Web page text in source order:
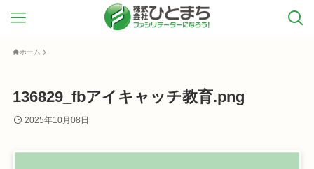
ホーム
136829_fbアイキャッチ教育.png
2025年10月08日